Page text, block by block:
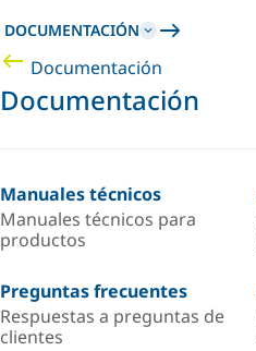
DOCUMENTACIÓN
Documentación
Documentación
Manuales técnicos
Manuales técnicos para
productos
Preguntas frecuentes
Respuestas a preguntas de
clientes